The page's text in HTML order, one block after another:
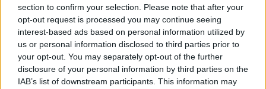
section to confirm your selection. Please note that after your
opt-out request is processed you may continue seeing
interest-based ads based on personal information utilized by
us or personal information disclosed to third parties prior to
your opt-out. You may separately opt-out of the further
disclosure of your personal information by third parties on the
IAB’s list of downstream participants. This information may
SUBSCRIBE
A customizable modal perfect for newsletters
[mc4wp_form id="496"]